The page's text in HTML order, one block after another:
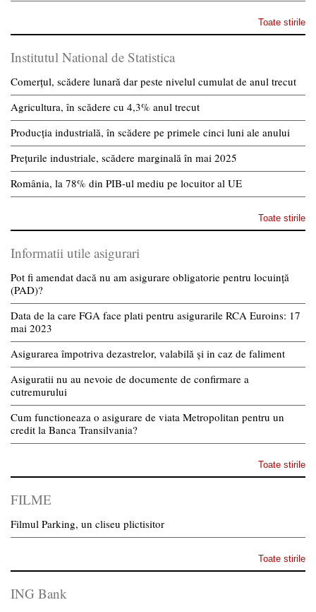
Toate stirile
Institutul National de Statistica
Comerțul, scădere lunară dar peste nivelul cumulat de anul trecut
Agricultura, în scădere cu 4,3% anul trecut
Producția industrială, în scădere pe primele cinci luni ale anului
Prețurile industriale, scădere marginală în mai 2025
România, la 78% din PIB-ul mediu pe locuitor al UE
Toate stirile
Informatii utile asigurari
Pot fi amendat dacă nu am asigurare obligatorie pentru locuință
(PAD)?
Data de la care FGA face plati pentru asigurarile RCA Euroins: 17
mai 2023
Asigurarea împotriva dezastrelor, valabilă și in caz de faliment
Asiguratii nu au nevoie de documente de confirmare a
cutremurului
Cum functioneaza o asigurare de viata Metropolitan pentru un
credit la Banca Transilvania?
Toate stirile
FILME
Filmul Parking, un cliseu plictisitor
Toate stirile
ING Bank